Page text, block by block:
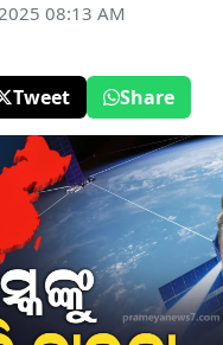
08:13 AM
Tweet Share